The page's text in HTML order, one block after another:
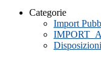
Categorie
Import